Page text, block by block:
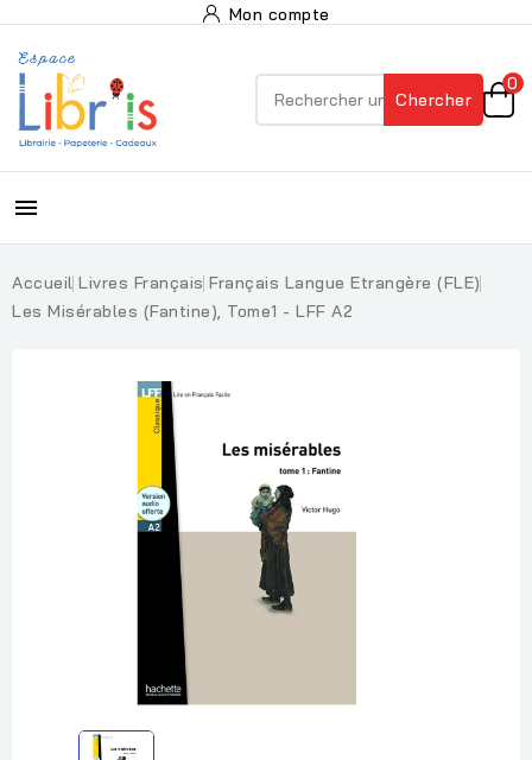
Mon compte
Chercher
0

Accueil Livres Français Français Langue Etrangère (FLE)
Les Misérables (Fantine), Tome1 - LFF A2